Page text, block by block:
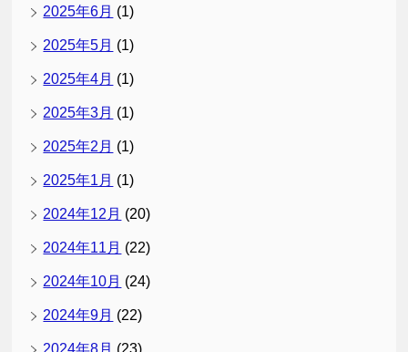
2025年6月 (1)
2025年5月 (1)
2025年4月 (1)
2025年3月 (1)
2025年2月 (1)
2025年1月 (1)
2024年12月 (20)
2024年11月 (22)
2024年10月 (24)
2024年9月 (22)